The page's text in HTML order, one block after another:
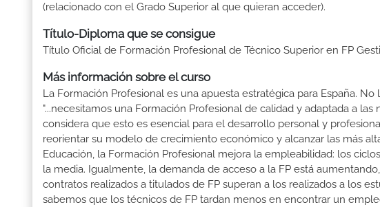
(relacionado con el Grado Superior al que quieran acceder).
Título-Diploma que se consigue
Título Oficial de Formación Profesional de Técnico Superior en FP
Más información sobre el curso
La Formación Profesional es una apuesta estratégica para España.
"...necesitamos una Formación Profesional de calidad y adaptada a
considera que esto es esencial para el desarrollo personal y
reorientar su modelo de crecimiento económico y alcanzar las más
Educación, la Formación Profesional mejora la empleabilidad: los
la media. Igualmente, la demanda de acceso a la FP está
contratos realizados a titulados de FP superan a los realizados a los
sabemos que los técnicos de FP tardan menos en encontrar un